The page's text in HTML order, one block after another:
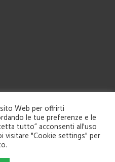
Web per offrirti
le tue preferenze e le
tutto” acconsenti all'uso
visitare "Cookie settings" per